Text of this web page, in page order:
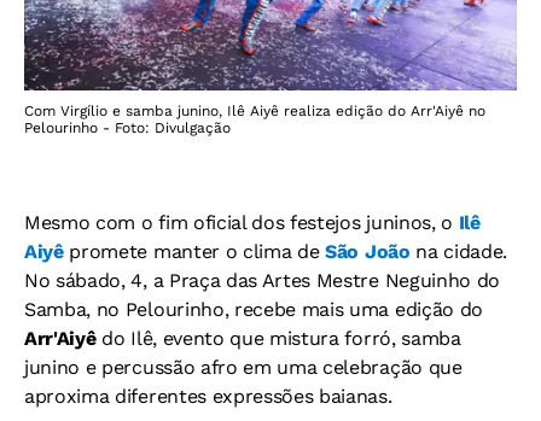
Com Virgílio e samba junino, Ilê Aiyê realiza edição do Arr'Aiyê no
Pelourinho - Foto: Divulgação
Mesmo com o fim oficial dos festejos juninos, o Ilê
Aiyêpromete manter o clima deSão João na cidade.
No sábado,4, a Praça das Artes Mestre Neguinho do
Samba, no Pelourinho, recebe mais uma edição do
Arr'Aiyêdo Ilê, evento que mistura forró, samba
junino e percussão afro em uma celebração que
aproxima diferentes expressões baianas.